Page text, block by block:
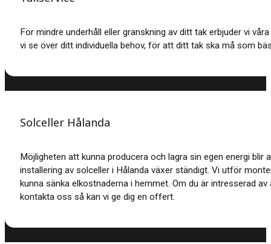
För mindre underhåll eller granskning av ditt tak erbjuder vi
vi se över ditt individuella behov, för att ditt tak ska må som
Solceller Hålanda
Möjligheten att kunna producera och lagra sin egen energi
installering av solceller i Hålanda växer ständigt. Vi utför
kunna sänka elkostnaderna i hemmet. Om du är intresserad
kontakta oss så kan vi ge dig en offert.